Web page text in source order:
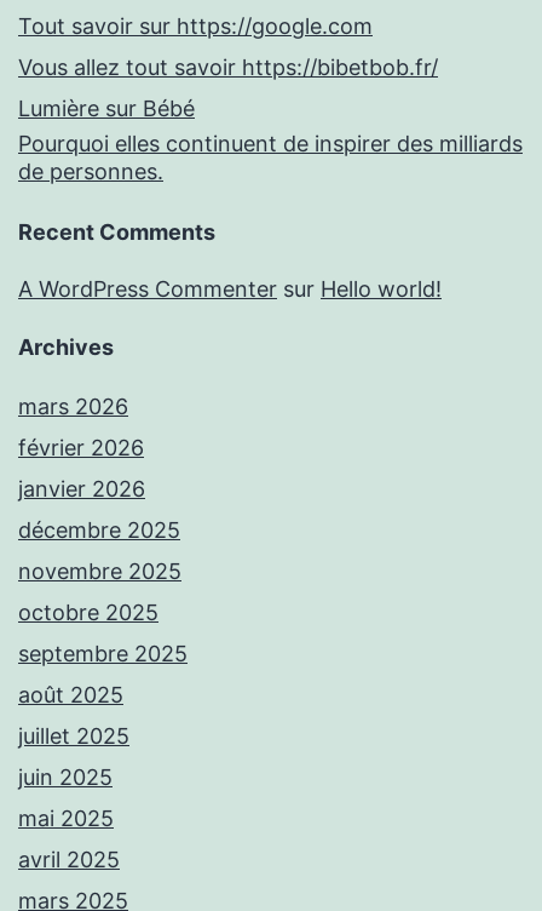
Tout savoir sur https://google.com
Vous allez tout savoir https://bibetbob.fr/
Lumière sur Bébé
Pourquoi elles continuent de inspirer des milliards
de personnes.
Recent Comments
A WordPress Commenter sur Hello world!
Archives
mars 2026
février 2026
janvier 2026
décembre 2025
novembre 2025
octobre 2025
septembre 2025
août 2025
juillet 2025
juin 2025
mai 2025
avril 2025
mars 2025